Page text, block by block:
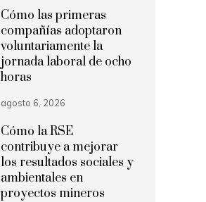
Cómo las primeras
compañías adoptaron
voluntariamente la
jornada laboral de ocho
horas
agosto 6, 2026
Cómo la RSE
contribuye a mejorar
los resultados sociales y
ambientales en
proyectos mineros